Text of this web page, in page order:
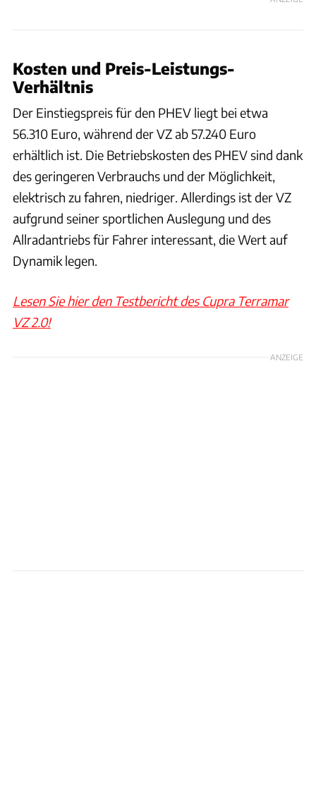
Kosten und Preis-Leistungs-
Verhältnis
Der Einstiegspreis für den PHEV liegt bei etwa
56.310 Euro, während der VZ ab 57.240 Euro
erhältlich ist. Die Betriebskosten des PHEV sind dank
des geringeren Verbrauchs und der Möglichkeit,
elektrisch zu fahren, niedriger. Allerdings ist der VZ
aufgrund seiner sportlichen Auslegung und des
Allradantriebs für Fahrer interessant, die Wert auf
Dynamik legen.
Lesen Sie hier den Testbericht des Cupra Terramar
VZ 2.0!
ANZEIGE